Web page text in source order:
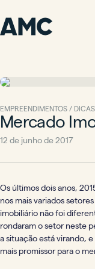
Mercado
EMPREENDIMENTOS / DICAS
12 de junho de 2017
Os últimos dois anos,
nos mais variados
imobiliário não foi
rondaram o setor neste
a situação está virando,
mais promissor para o